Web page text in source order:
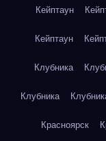
Кейптаун
Кейптаун
Клубника
Клубника
Красноярск